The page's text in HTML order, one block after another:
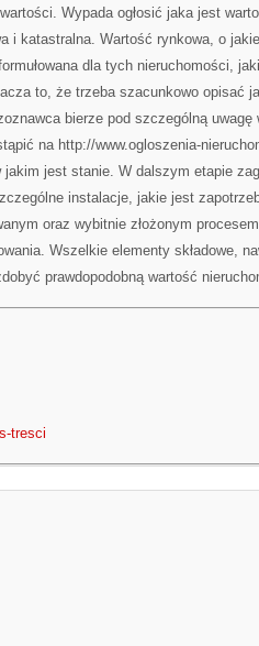
Wypada ogłosić jaka jest
i katastralna. Wartość rynkowa, o
dla tych nieruchomości,
to, że trzeba szacunkowo opisać
bierze pod szczególną
na http://www.ogloszenia-
jakim jest stanie. W dalszym etapie
instalacje, jakie jest
oraz wybitnie złożonym
Wszelkie elementy składowe,
prawdopodobną wartość
tresci